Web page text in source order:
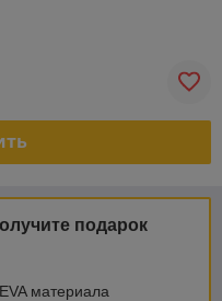
подарок
материала